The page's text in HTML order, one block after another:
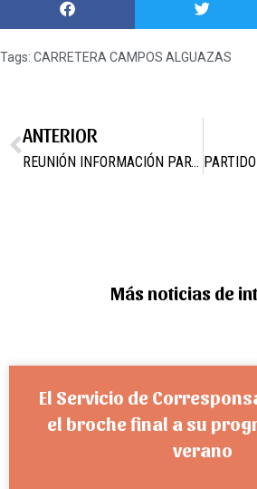
Tags: CARRETERA CAMPOS ALGUAZAS
ANTERIOR
REUNIÓN INFORMACIÓN PARTICIPATIVA DE LOS DISTRITOS 5 Y 6
Más noticias de
El Servicio de
el broche final a su
verano